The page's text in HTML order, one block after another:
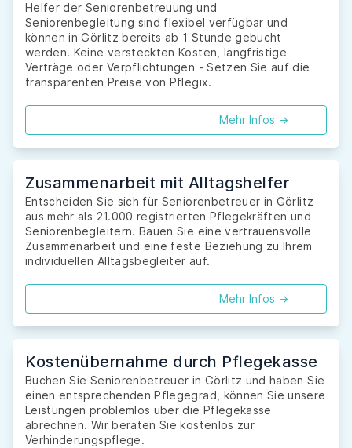
Helfer der Seniorenbetreuung und
Seniorenbegleitung sind flexibel verfügbar und
können in Görlitz bereits ab 1 Stunde gebucht
werden. Keine versteckten Kosten, langfristige
Verträge oder Verpflichtungen - Setzen Sie auf die
transparenten Preise von Pflegix.
Mehr Infos ->
Zusammenarbeit mit Alltagshelfer
Entscheiden Sie sich für Seniorenbetreuer in Görlitz
aus mehr als 21.000 registrierten Pflegekräften und
Seniorenbegleitern. Bauen Sie eine vertrauensvolle
Zusammenarbeit und eine feste Beziehung zu Ihrem
individuellen Alltagsbegleiter auf.
Mehr Infos ->
Kostenübernahme durch Pflegekasse
Buchen Sie Seniorenbetreuer in Görlitz und haben Sie
einen entsprechenden Pflegegrad, können Sie unsere
Leistungen problemlos über die Pflegekasse
abrechnen. Wir beraten Sie kostenlos zur
Verhinderungspflege.